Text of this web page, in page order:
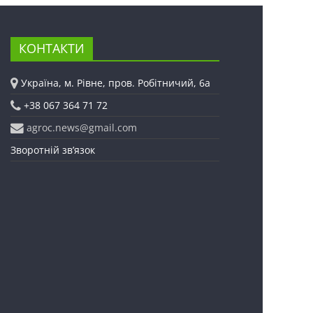
КОНТАКТИ
Україна, м. Рівне, пров. Робітничий, 6а
+38 067 364 71 72
agroc.news@gmail.com
Зворотній зв’язок